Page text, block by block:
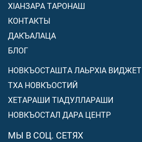
ХIАНЗАРА ТАРОНАШ
КОНТАКТЫ
ДАКЪАЛАЦА
БЛОГ
НОВКЪОСТАШТА ЛАЬРХIА ВИДЖЕТ
ТХА НОВКЪОСТИЙ
ХЕТАРАШИ ТIАДУЛЛАРАШИ
НОВКЪОСТАЛ ДАРА ЦЕНТР
МЫ В СОЦ. СЕТЯХ